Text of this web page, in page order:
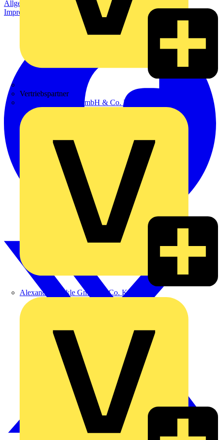
Vertriebspartner
Adalbert Zajadacz GmbH & Co. KG
Alexander Bürkle GmbH & Co. KG
Allgemeine Geschäftsbedingungen
Datenschutzerklärung
Impressum